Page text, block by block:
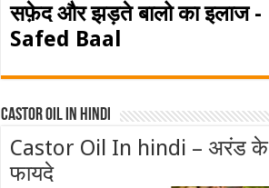
सफ़ेद और झड़ते बालो का इलाज -
Safed Baal
Castor Oil In Hindi
Castor Oil In hindi – अरंड के
फायदे